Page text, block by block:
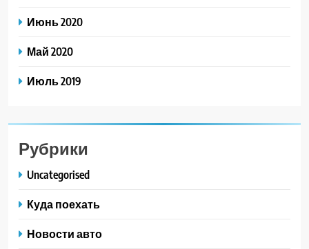
Июнь 2020
Май 2020
Июль 2019
Рубрики
Uncategorised
Куда поехать
Новости авто